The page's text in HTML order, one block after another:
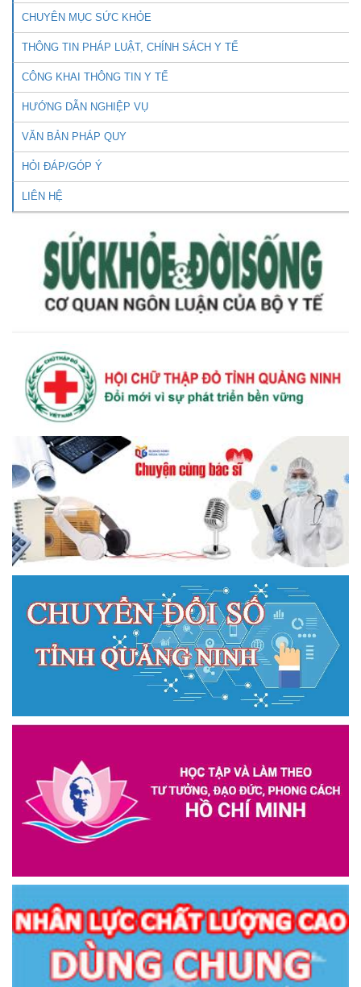
CHUYÊN MỤC SỨC KHỎE
THÔNG TIN PHÁP LUẬT, CHÍNH SÁCH Y TẾ
CÔNG KHAI THÔNG TIN Y TẾ
HƯỚNG DẪN NGHIỆP VỤ
VĂN BẢN PHÁP QUY
HỎI ĐÁP/GÓP Ý
LIÊN HỆ